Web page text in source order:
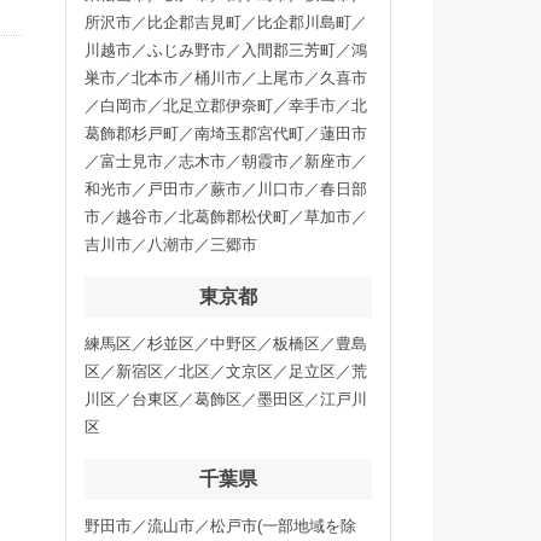
所沢市／比企郡吉見町／比企郡川島町／
川越市／ふじみ野市／入間郡三芳町／鴻
巣市／北本市／桶川市／上尾市／久喜市
／白岡市／北足立郡伊奈町／幸手市／北
葛飾郡杉戸町／南埼玉郡宮代町／蓮田市
／富士見市／志木市／朝霞市／新座市／
和光市／戸田市／蕨市／川口市／春日部
市／越谷市／北葛飾郡松伏町／草加市／
吉川市／八潮市／三郷市
東京都
練馬区／杉並区／中野区／板橋区／豊島
区／新宿区／北区／文京区／足立区／荒
川区／台東区／葛飾区／墨田区／江戸川
区
千葉県
野田市／流山市／松戸市(一部地域を除